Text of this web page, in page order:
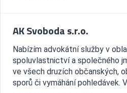
AK Svoboda s.r.o.
Nabízím advokátní služby v
spoluvlastnictví a společného
ve všech druzích občanských,
sporů či vymáhání pohledávek.